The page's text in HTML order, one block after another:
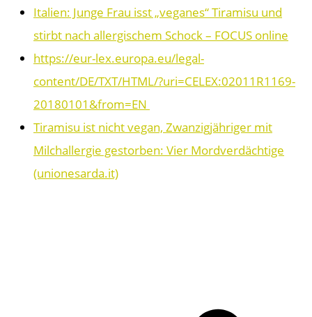
Italien: Junge Frau isst „veganes“ Tiramisu und
stirbt nach allergischem Schock – FOCUS online
https://eur-lex.europa.eu/legal-
content/DE/TXT/HTML/?uri=CELEX:02011R1169-
20180101&from=EN
Tiramisu ist nicht vegan, Zwanzigjähriger mit
Milchallergie gestorben: Vier Mordverdächtige
(unionesarda.it)